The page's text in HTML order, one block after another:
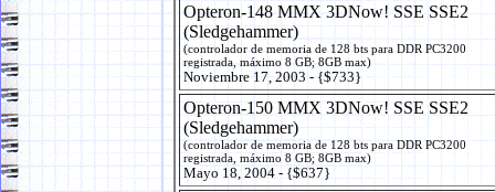
Opteron-148 MMX 3DNow! SSE SSE2
(Sledgehammer)
(controlador de memoria de 128 bts para DDR PC3200
registrada, máximo 8 GB; 8GB max)
Noviembre 17, 2003 - {$733}
Opteron-150 MMX 3DNow! SSE SSE2
(Sledgehammer)
(controlador de memoria de 128 bts para DDR PC3200
registrada, máximo 8 GB; 8GB max)
Mayo 18, 2004 - {$637}